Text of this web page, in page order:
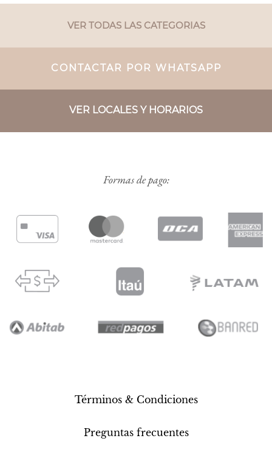
VER TODAS LAS CATEGORIAS
CONTACTAR POR WHATSAPP
VER LOCALES Y HORARIOS
Formas de pago:
Términos & Condiciones
Preguntas frecuentes